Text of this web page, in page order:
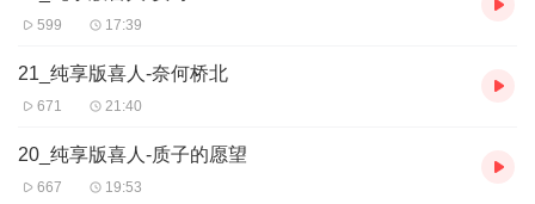
599 17:39
21_纯享版喜人-奈何桥北
671 21:40
20_纯享版喜人-质子的愿望
667 19:53